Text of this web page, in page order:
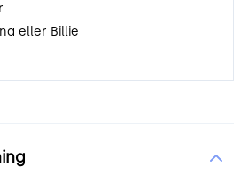
eller Billie